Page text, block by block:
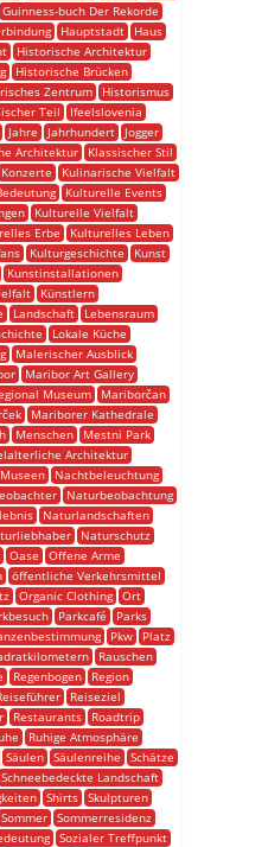
Guinness-buch Der Rekorde
Hauptstadt
Haus
Historische Architektur
Historische Brücken
Zentrum
Historismus
Teil
Ifeelslovenia
Jahre Jahrhundert
Jogger
Architektur
Klassischer Stil
Konzerte
Kulinarische Vielfalt
Kulturelle Events
Kulturelle Vielfalt
Erbe
Kulturelles Leben
Kulturgeschichte
Kunst
Kunstinstallationen
Künstlern
Landschaft
Lebensraum
Lokale Küche
Malerischer Ausblick
Maribor Art Gallery
Museum
Mariborčan
Mariborer Kathedrale
Menschen
Mestni Park
Architektur
Museen
Nachtbeleuchtung
Naturbeobachtung
Naturlandschaften
Naturschutz
Oase
Offene Arme
öffentliche Verkehrsmittel
Organic Clothing Ort
Parkcafé
Parks
Pkw
Platz
Rauschen
Regenbogen
Region
Reiseziel
Restaurants
Roadtrip
Ruhige Atmosphäre
Säulen Säulenreihe
Schätze
Schneebedeckte Landschaft
Shirts
Skulpturen
Sommer Sommerresidenz
Sozialer Treffpunkt